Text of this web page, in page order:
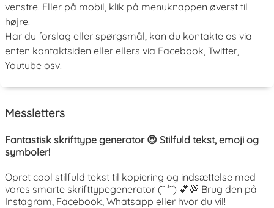
venstre. Eller på mobil, klik på menuknappen øverst til
højre.
Har du forslag eller spørgsmål, kan du kontakte os via
enten kontaktsiden eller ellers via Facebook, Twitter,
Youtube osv.
Messletters
Fantastisk skrifttype generator 😍 Stilfuld tekst, emoji og
symboler!
Opret cool stilfuld tekst til kopiering og indsættelse med
vores smarte skrifttypegenerator (˘ ³˘) 💕💯 Brug den på
Instagram, Facebook, Whatsapp eller hvor du vil!